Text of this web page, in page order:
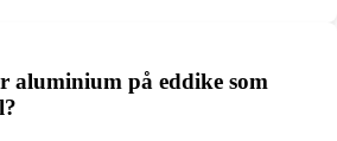
aluminium på eddike som